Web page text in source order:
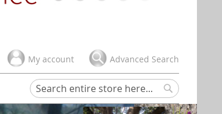
My account Advanced Search
Search
Search